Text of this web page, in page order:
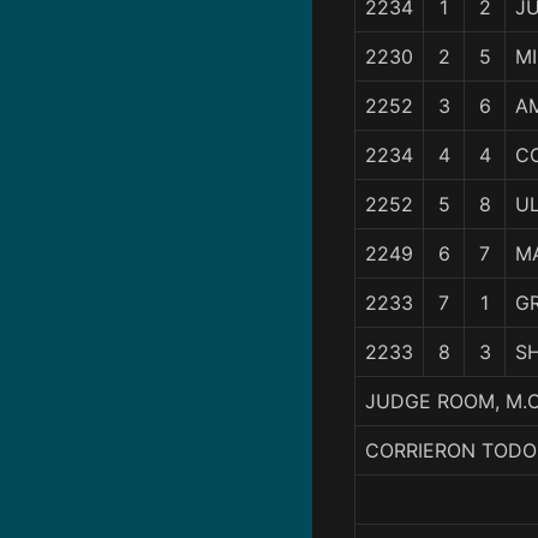
2234 1 2
2230 2 5
2252 3 6
2234 4 4
2252 5 8
2249 6 7
2233 7 1
2233 8 3
JUDGE ROOM,
CORRIERON